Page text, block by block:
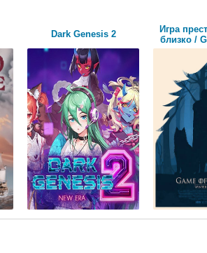
Dark Genesis 2
Игра
близко /